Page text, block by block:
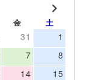
金 土
31
1
7
8
14
15